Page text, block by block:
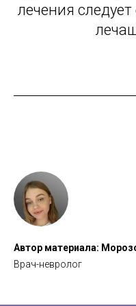
лечения
Автор материала:
Врач-невролог